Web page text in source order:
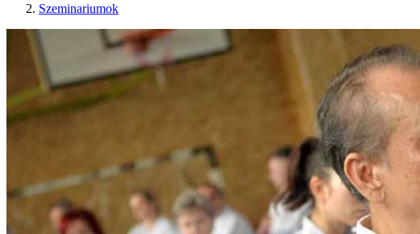
Szeminariumok